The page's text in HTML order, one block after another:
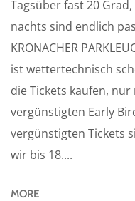
Tagsüber fast 20
nachts sind endlich
KRONACHER
ist wettertechnisch
die Tickets kaufen,
vergünstigten Early
vergünstigten Tickets
wir bis 18....
MORE